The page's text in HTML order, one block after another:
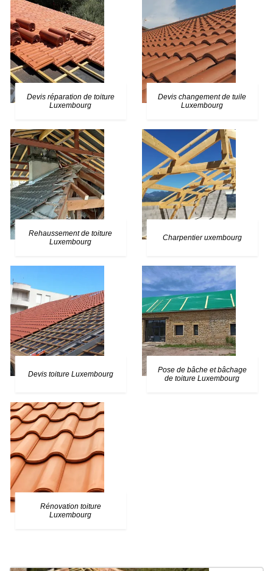
Devis réparation de toiture
Luxembourg
Devis changement de tuile
Luxembourg
Rehaussement de toiture
Luxembourg
Charpentier uxembourg
Devis toiture Luxembourg
Pose de bâche et bâchage
de toiture Luxembourg
Rénovation toiture
Luxembourg